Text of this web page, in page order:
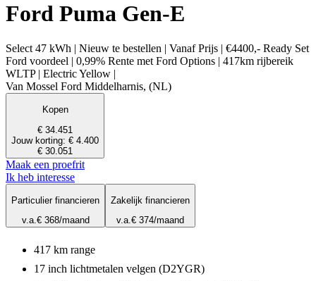
Ford Puma Gen-E
Select 47 kWh | Nieuw te bestellen | Vanaf Prijs | €4400,- Ready Set
Ford voordeel | 0,99% Rente met Ford Options | 417km rijbereik
WLTP | Electric Yellow |
Van Mossel Ford Middelharnis, (NL)
Kopen
€ 34.451
Jouw korting: € 4.400
€ 30.051
Maak een proefrit
Ik heb interesse
Particulier financieren
v.a.€ 368/maand
Zakelijk financieren
v.a.€ 374/maand
417 km range
17 inch lichtmetalen velgen (D2YGR)